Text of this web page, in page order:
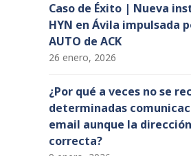
Caso de Éxito | Nueva
HYN en Ávila impulsada
AUTO de ACK
26 enero, 2026
¿Por qué a veces no se
determinadas
email aunque la
correcta?